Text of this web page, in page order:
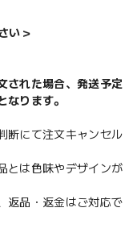
い＞
された場合、発送予定
なります。
断にて注文キャンセル
とは色味やデザインが
返品・返金はご対応で